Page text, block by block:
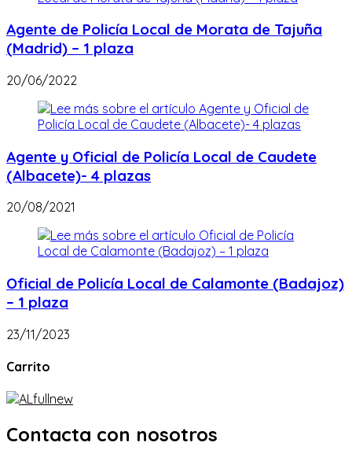
Agente de Policía Local de Morata de Tajuña
(Madrid) – 1 plaza
20/06/2022
Agente y Oficial de Policía Local de Caudete
(Albacete)- 4 plazas
20/08/2021
Oficial de Policía Local de Calamonte (Badajoz)
– 1 plaza
23/11/2023
Carrito
Contacta con nosotros